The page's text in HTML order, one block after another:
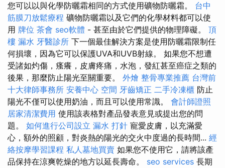
您可以以與化學防曬霜相同的方式使用礦物防曬霜。 台中
筋膜刀放鬆療程 礦物防曬霜以及它們的化學材料都可以使
用 牌位 茶會 seo軟體 - 甚至由於它們提供的物理障礙。 頂
樓 漏水 牙醫診所 下一個最佳解決方案是使用防曬霜限制任
何損壞，因為它可以保護UVA和UVB射線。 如果您不想遭
受諸如灼傷，瘙癢，皮膚疼痛，水泡，發紅甚至癌症之類的
後果，那麼防止陽光至關重要。 外燴 整骨專業推薦 台灣前
十大律師事務所 安養中心 空間 牙齒矯正 二手冷凍櫃 防止
陽光不僅可以使用奶油，而且可以使用常識。 會計師證照
居家清潔費用 使用該表格對產品發表意見或提出您的問
題。 如何進行公司設立 漏水 打針 寵愛皮膚，以充滿愛
心，額外的照顧，對炎熱的陽光的交火中度過的長時間... 經
絡按摩學習課程 私人墓地買賣 如果您不使用它，請將該產
品保持在涼爽乾燥的地方以延長壽命。 seo services 長期